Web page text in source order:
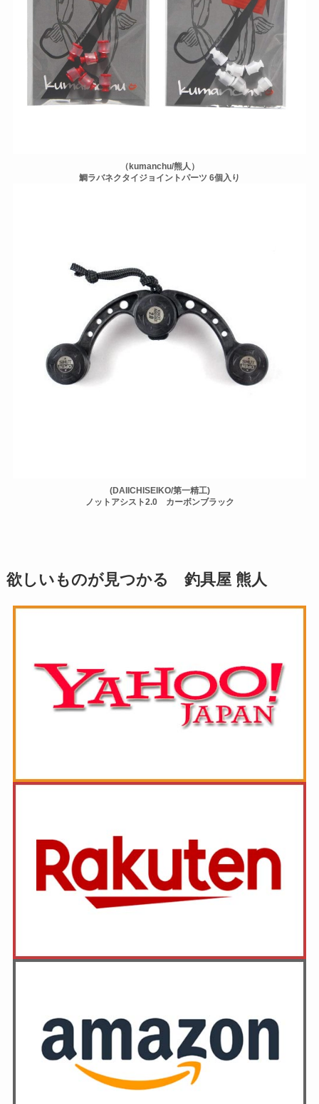
（kumanchu/熊人）
鯛ラバネクタイジョイントパーツ 6個入り
(DAIICHISEIKO/第一精工)
ノットアシスト2.0 カーボンブラック
欲しいものが見つかる 釣具屋 熊人